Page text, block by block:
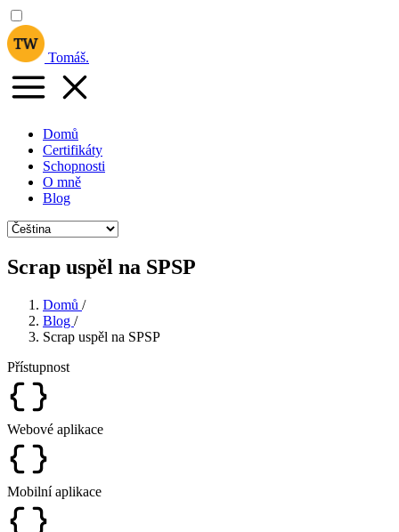
Tomáš.
Domů
Certifikáty
Schopnosti
O mně
Blog
Scrap uspěl na SPSP
Domů /
Blog /
Scrap uspěl na SPSP
Přístupnost
Webové aplikace
Mobilní aplikace